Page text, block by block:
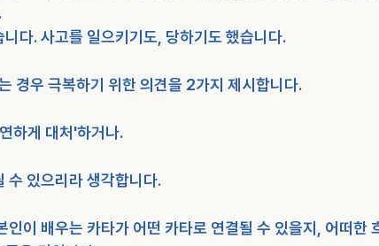
다. 사고를 일으키기도, 당하기도 했습니다.
경우 극복하기 위한 의견을 2가지 제시합니다.
하게 대처'하거나.
수 있으리라 생각합니다.
인이 배우는 카타가 어떤 카타로 연결될 수 있을지, 어떠한